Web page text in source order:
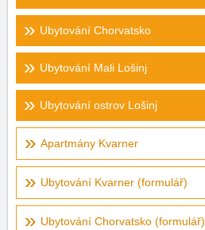
Ubytování Chorvatsko
Ubytování Mali Lošinj
Ubytování ostrov Lošinj
Apartmány Kvarner
Ubytování Kvarner (formulář)
Ubytování Chorvatsko (formulář)